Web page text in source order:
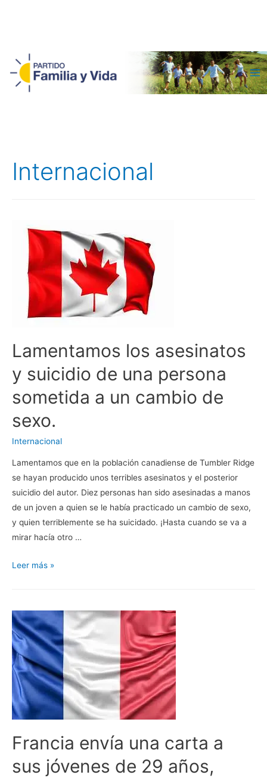
Internacional
Lamentamos los asesinatos
y suicidio de una persona
sometida a un cambio de
sexo.
Internacional
Lamentamos que en la población canadiense de Tumbler Ridge
se hayan producido unos terribles asesinatos y el posterior
suicidio del autor. Diez personas han sido asesinadas a manos
de un joven a quien se le había practicado un cambio de sexo,
y quien terriblemente se ha suicidado. ¡Hasta cuando se va a
mirar hacía otro …
Lamentamos
y
suicidio
de
una
persona
sometida
a
un
de
Leer más »
Francia envía una carta a
sus jóvenes de 29 años,